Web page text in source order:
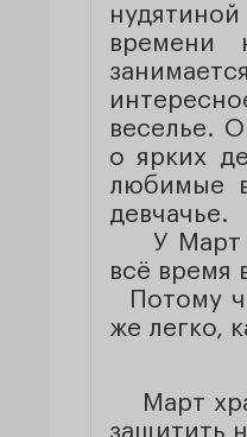
времени
веселье.
о ярких
любимые
девчачье.
У Март
всё время
Потому
же легко,
Март
защитить